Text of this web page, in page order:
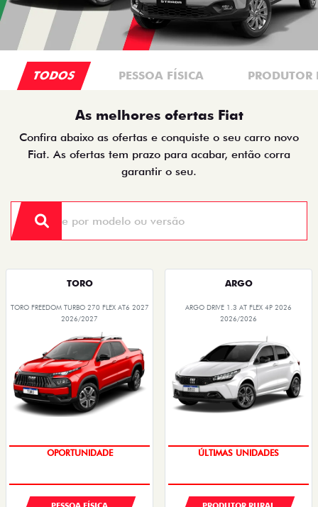
TODOS PESSOA FÍSICA PRODUTOR
As melhores ofertas Fiat
Confira abaixo as ofertas e conquiste o seu carro novo
Fiat. As ofertas tem prazo para acabar, então corra
garantir o seu.
TORO
TORO FREEDOM TURBO 270 FLEX AT6 2027
2026/2027
SUPERVALORIZAÇÃO DO USADO
ARGO
ARGO DRIVE 1.3 AT FLEX 4P 2026
2026/2026
ÚLTIMAS UNIDADES